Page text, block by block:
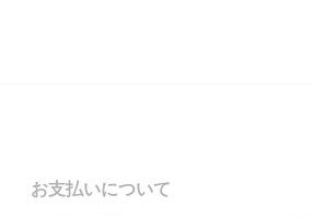
お支払いについて